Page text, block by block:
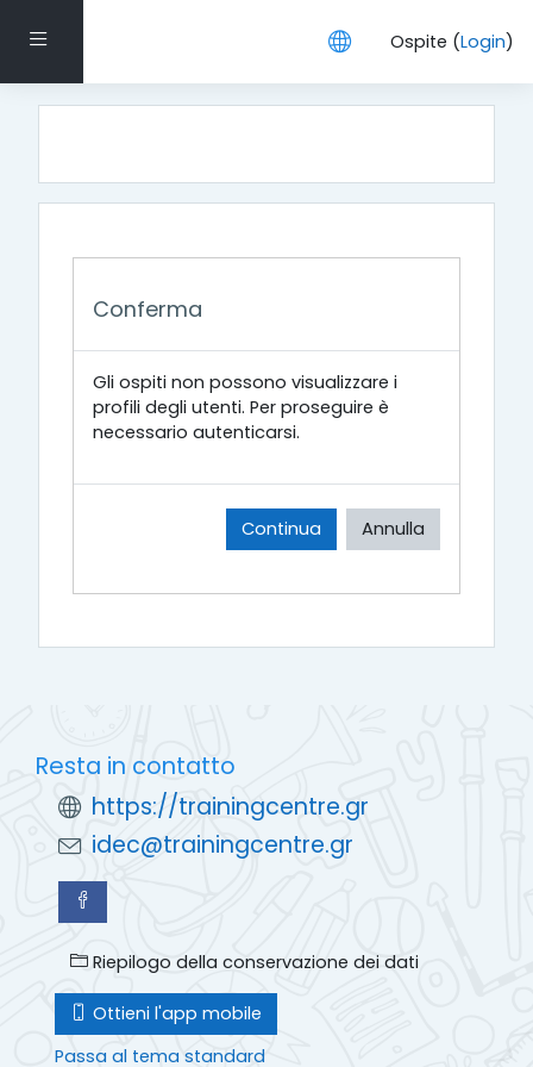
Pannello laterale Ospite (Login)
Conferma
Gli ospiti non possono visualizzare i
profili degli utenti. Per proseguire è
necessario autenticarsi.
Continua Annulla
Resta in contatto
https://trainingcentre.gr
idec@trainingcentre.gr
Riepilogo della conservazione dei dati
Ottieni l'app mobile
Passa al tema standard